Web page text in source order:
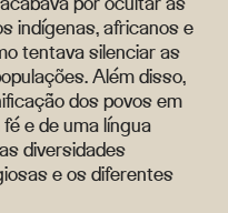
indígenas, africanos e
tentava silenciar as
Além disso,
dos povos em
e de uma língua
diversidades
e os diferentes